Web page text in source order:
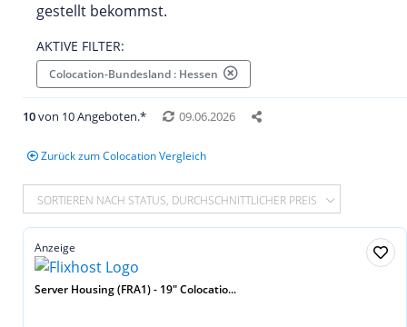
gestellt bekommst.
AKTIVE FILTER:
Colocation-Bundesland : Hessen
10von 10 Angeboten.* 09.06.2026
Zurück zum Colocation Vergleich
SORTIEREN NACH STATUS, DURCHSCHNITTLICHER PREIS
Anzeige
Server Housing (FRA1) - 19″ Colocatio...